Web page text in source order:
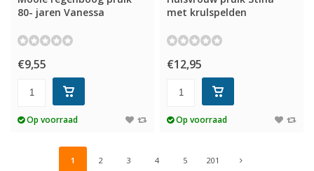
80- jaren Vanessa
€9,55
Op voorraad
met krulspelden
€12,95
Op voorraad
1 2 3 4 5 201